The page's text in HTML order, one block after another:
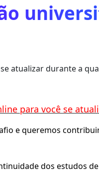
atualizar durante a
para você se
e queremos
dos estudos